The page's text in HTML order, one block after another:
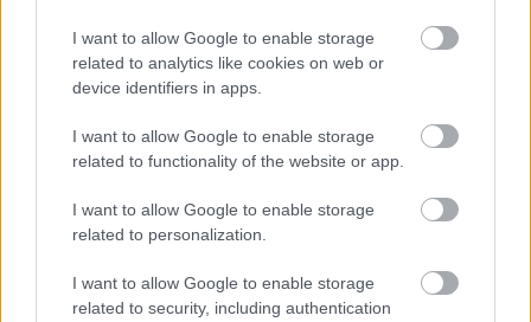
I want to allow Google to enable storage
related to analytics like cookies on web or
device identifiers in apps.
I want to allow Google to enable storage
related to functionality of the website or app.
I want to allow Google to enable storage
related to personalization.
I want to allow Google to enable storage
related to security, including authentication